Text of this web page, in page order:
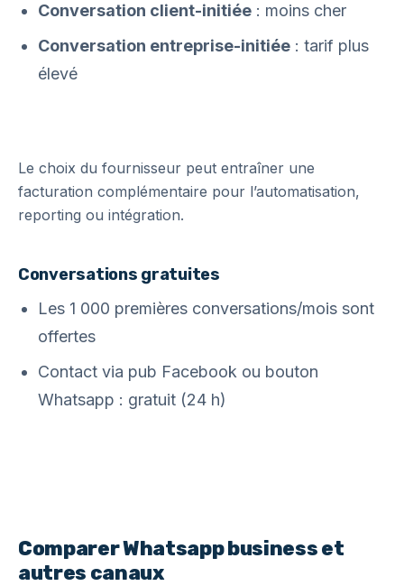
Conversation client-initiée : moins cher
Conversation entreprise-initiée : tarif plus
élevé
Le choix du fournisseur peut entraîner une
facturation complémentaire pour l’automatisation,
reporting ou intégration.
Conversations gratuites
Les 1 000 premières conversations/mois sont
offertes
Contact via pub Facebook ou bouton
Whatsapp : gratuit (24 h)
Comparer Whatsapp business et
autres canaux